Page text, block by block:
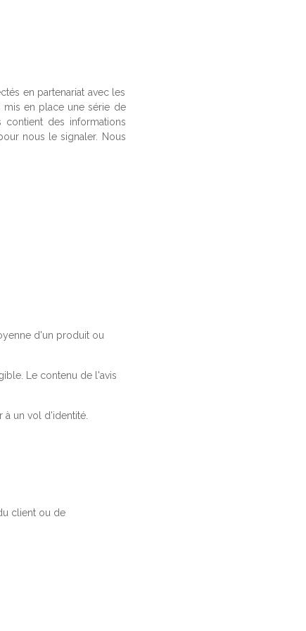
en partenariat avec les
mis en place une série de
des informations
nous le signaler. Nous
d'un produit ou
Le contenu de l'avis
à un vol d'identité.
client ou de